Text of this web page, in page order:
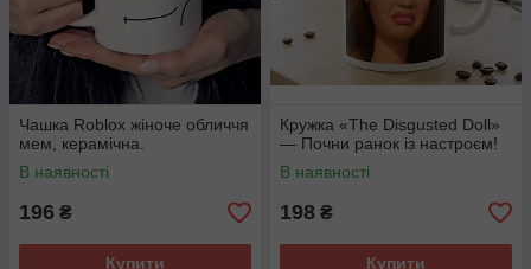
Чашка Roblox жіноче обличчя
мем, керамічна.
В наявності
196 ₴
Купити
Кружка «The Disgusted Doll»
— Почни ранок із настроєм!
В наявності
198 ₴
Купити